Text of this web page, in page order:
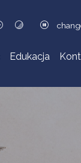
Edukacja